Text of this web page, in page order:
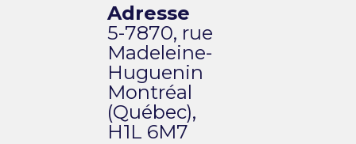
Adresse
5-7870, rue
Madeleine-
Huguenin
Montréal
(Québec),
H1L 6M7